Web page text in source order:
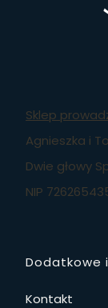
Sklep
Agnieszka i
Dwie głowy
NIP
Linki
Dodatkowe
Kontakt